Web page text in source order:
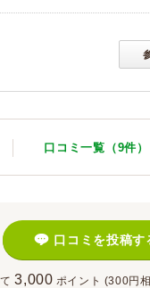
口コミ一覧（9件）
口コミを投稿す
3,000 ポイント (300円